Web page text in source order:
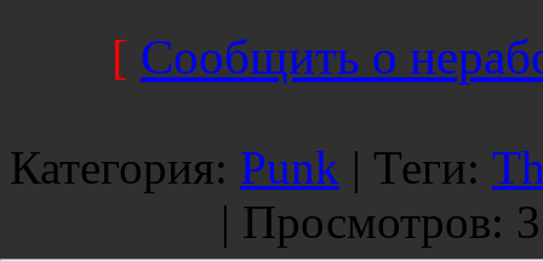
[ Сообщить о
Категория: Punk | Теги:
| Просмотров: